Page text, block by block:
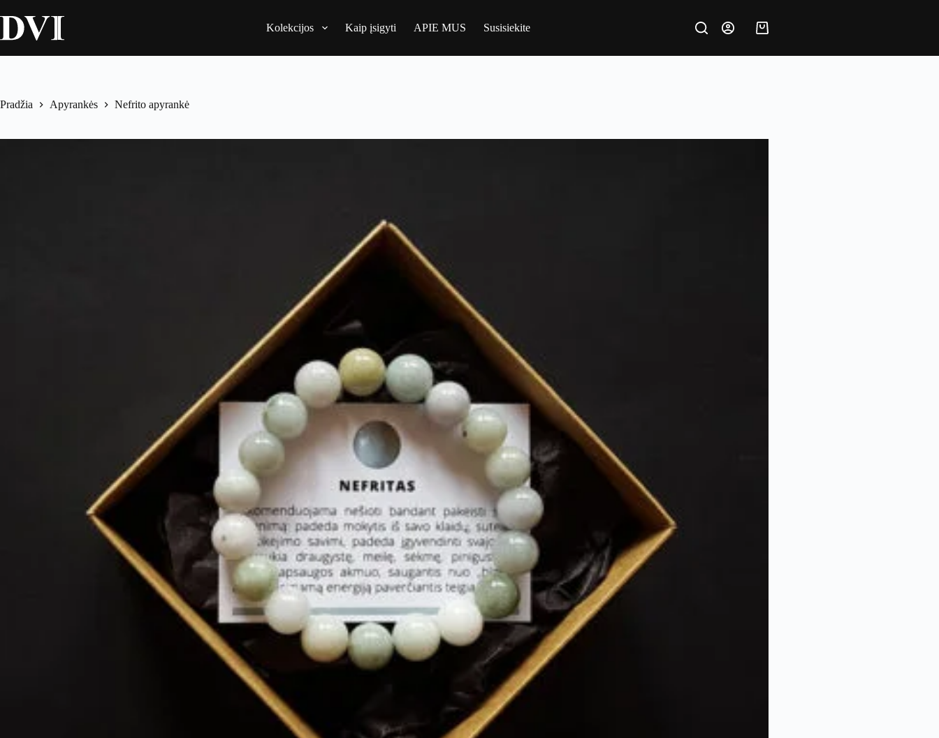
to
content
Kolekcijos Kaip įsigyti APIE MUS Susisiekite Krepšelis
Pradžia Apyrankės Nefrito apyrankė